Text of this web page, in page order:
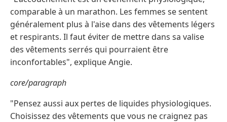
comparable à un marathon. Les femmes se sentent
généralement plus à l'aise dans des vêtements légers
et respirants. Il faut éviter de mettre dans sa valise
des vêtements serrés qui pourraient être
inconfortables", explique Angie.
core/paragraph
"Pensez aussi aux pertes de liquides physiologiques.
Choisissez des vêtements que vous ne craignez pas